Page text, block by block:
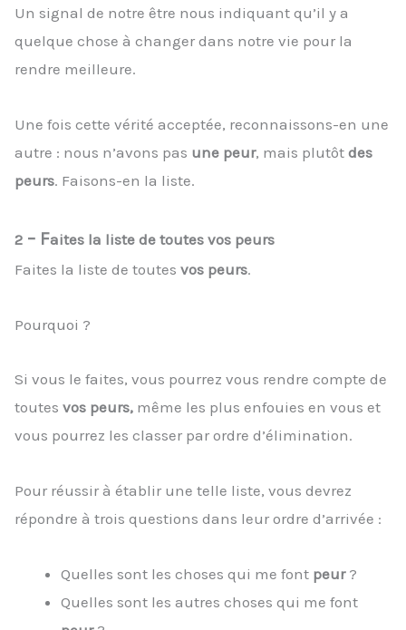
Un signal de notre être nous indiquant qu’il y a
quelque chose à changer dans notre vie pour la
rendre meilleure.
Une fois cette vérité acceptée, reconnaissons-en une
autre : nous n’avons pas une peur, mais plutôt des
peurs. Faisons-en la liste.
2 – Faites la liste de toutes vos peurs
Faites la liste de toutes vos peurs.
Pourquoi ?
Si vous le faites, vous pourrez vous rendre compte de
toutes vos peurs, même les plus enfouies en vous et
vous pourrez les classer par ordre d’élimination.
Pour réussir à établir une telle liste, vous devrez
répondre à trois questions dans leur ordre d’arrivée :
Quelles sont les choses qui me font peur?
Quelles sont les autres choses qui me font